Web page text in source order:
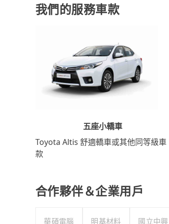
我們的服務車款
五座小轎車
Toyota Altis 舒適轎車或其他同等級車
款
合作夥伴＆企業用戶
華碩電腦
明基材料
國立中興